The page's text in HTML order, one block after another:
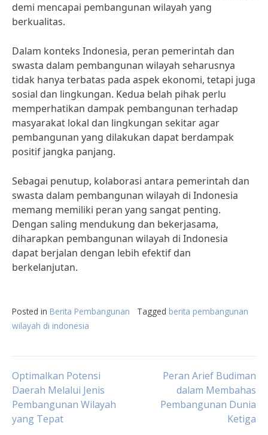
demi mencapai pembangunan wilayah yang
berkualitas.
Dalam konteks Indonesia, peran pemerintah dan
swasta dalam pembangunan wilayah seharusnya
tidak hanya terbatas pada aspek ekonomi, tetapi juga
sosial dan lingkungan. Kedua belah pihak perlu
memperhatikan dampak pembangunan terhadap
masyarakat lokal dan lingkungan sekitar agar
pembangunan yang dilakukan dapat berdampak
positif jangka panjang.
Sebagai penutup, kolaborasi antara pemerintah dan
swasta dalam pembangunan wilayah di Indonesia
memang memiliki peran yang sangat penting.
Dengan saling mendukung dan bekerjasama,
diharapkan pembangunan wilayah di Indonesia
dapat berjalan dengan lebih efektif dan
berkelanjutan.
Posted in Berita Pembangunan Tagged berita pembangunan
wilayah di indonesia
Post
navigation
Optimalkan Potensi
Daerah Melalui Jenis
Pembangunan Wilayah
yang Tepat
Peran Arief Budiman
dalam Membahas
Pembangunan Dunia
Ketiga